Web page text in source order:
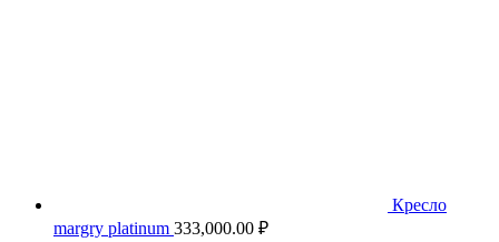
Кресло
margry platinum 333,000.00 ₽